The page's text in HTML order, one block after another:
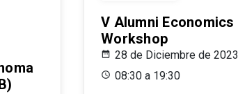
V Alumni Economics
Workshop
28 de Diciembre de 2023
08:30 a 19:30